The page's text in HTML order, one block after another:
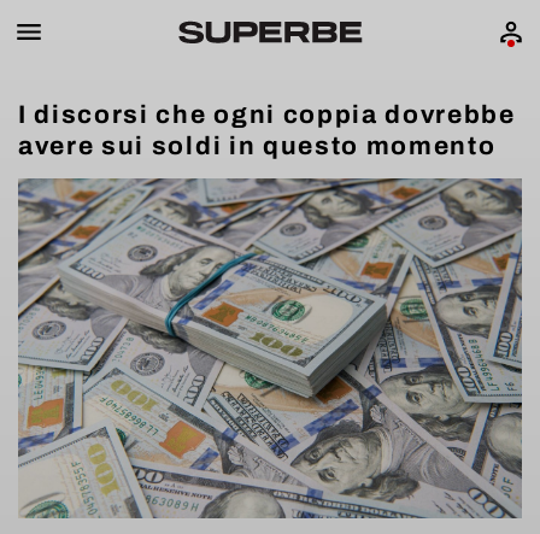
I discorsi che ogni coppia dovrebbe
avere sui soldi in questo momento